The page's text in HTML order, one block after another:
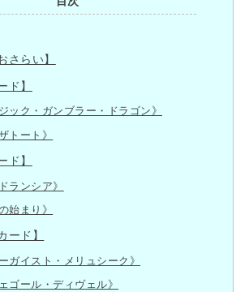
さらい】
ド】
ック・ガンブラー・ドラゴン》
トート》
ド】
ランシア》
始まり》
ード】
ガイスト・メリュシーク》
ゴール・ディヴェル》